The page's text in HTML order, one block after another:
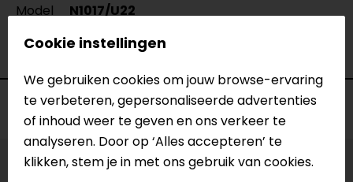
Model
N1017/U22
Kleur
N.v.t.
Voorraad
Vestiging Apeldoorn
Cookie instellingen
We gebruiken cookies om jouw browse-ervaring
te verbeteren, gepersonaliseerde advertenties
of inhoud weer te geven en ons verkeer te
analyseren. Door op ‘Alles accepteren’ te
klikken, stem je in met ons gebruik van cookies.